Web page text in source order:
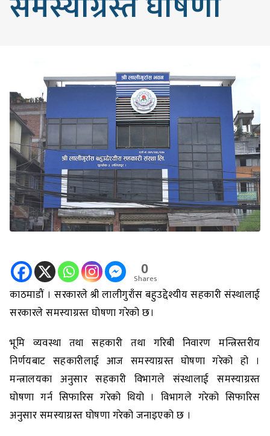
0
Shares
काठमाडौं । सरकारले श्री लालीगुराँस बहुउद्देश्यीय सहकारी संस्थालाई
सरकारले समस्याग्रस्त घोषणा गरेको छ।
भूमि व्यवस्था तथा सहकारी तथा गरिबी निवारण मन्त्रिस्तरीय
निर्णयबाट सहकारीलाई आज समस्याग्रस्त घोषणा गरेको हो ।
मन्त्रालयका अनुसार सहकारी विभागले संस्थालाई समस्याग्रस्त
घोषणा गर्न सिफारिस गरेको थियो । विभागले गरेको सिफारिस
अनुसार समस्याग्रस्त घोषणा गरेको जनाइएको छ ।